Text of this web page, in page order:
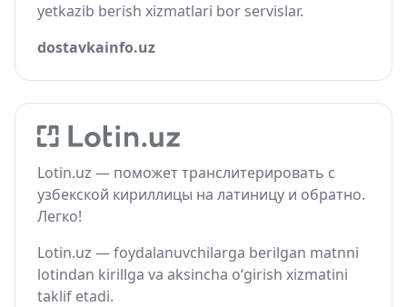
yetkazib berish xizmatlari bor servislar.
dostavkainfo.uz
Lotin.uz — поможет транслитерировать с
узбекской кириллицы на латиницу и обратно.
Легко!
Lotin.uz — foydalanuvchilarga berilgan matnni
lotindan kirillga va aksincha o‘girish xizmatini
taklif etadi.